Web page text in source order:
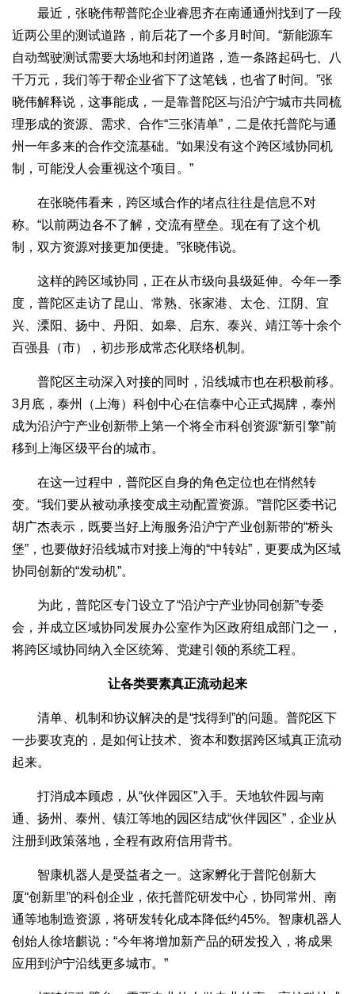
最近，张晓伟帮普陀企业睿思齐在南通通州找到了一段
近两公里的测试道路，前后花了一个多月时间。“新能源车
自动驾驶测试需要大场地和封闭道路，造一条路起码七、八
千万元，我们等于帮企业省下了这笔钱，也省了时间。”张
晓伟解释说，这事能成，一是靠普陀区与沿沪宁城市共同梳
理形成的资源、需求、合作“三张清单”，二是依托普陀与通
州一年多来的合作交流基础。“如果没有这个跨区域协同机
制，可能没人会重视这个项目。”
在张晓伟看来，跨区域合作的堵点往往是信息不对
称。“以前两边各不了解，交流有壁垒。现在有了这个机
制，双方资源对接更加便捷。”张晓伟说。
这样的跨区域协同，正在从市级向县级延伸。今年一季
度，普陀区走访了昆山、常熟、张家港、太仓、江阴、宜
兴、溧阳、扬中、丹阳、如皋、启东、泰兴、靖江等十余个
百强县（市），初步形成常态化联络机制。
普陀区主动深入对接的同时，沿线城市也在积极前移。
3月底，泰州（上海）科创中心在信泰中心正式揭牌，泰州
成为沿沪宁产业创新带上第一个将全市科创资源“新引擎”前
移到上海区级平台的城市。
在这一过程中，普陀区自身的角色定位也在悄然转
变。“我们要从被动承接变成主动配置资源。”普陀区委书记
胡广杰表示，既要当好上海服务沿沪宁产业创新带的“桥头
堡”，也要做好沿线城市对接上海的“中转站”，更要成为区域
协同创新的“发动机”。
为此，普陀区专门设立了“沿沪宁产业协同创新”专委
会，并成立区域协同发展办公室作为区政府组成部门之一，
将跨区域协同纳入全区统筹、党建引领的系统工程。
让各类要素真正流动起来
清单、机制和协议解决的是“找得到”的问题。普陀区下
一步要攻克的，是如何让技术、资本和数据跨区域真正流动
起来。
打消成本顾虑，从“伙伴园区”入手。天地软件园与南
通、扬州、泰州、镇江等地的园区结成“伙伴园区”，企业从
注册到政策落地，全程有政府信用背书。
智康机器人是受益者之一。这家孵化于普陀创新大
厦“创新里”的科创企业，依托普陀研发中心，协同常州、南
通等地制造资源，将研发转化成本降低约45%。智康机器人
创始人徐培麒说：“今年将增加新产品的研发投入，将成果
应用到沪宁沿线更多城市。”